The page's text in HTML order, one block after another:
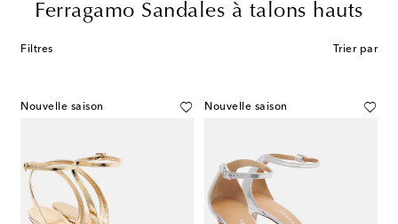
Ferragamo Sandales à talons hauts
Filtres Trier par
Nouvelle saison Nouvelle saison